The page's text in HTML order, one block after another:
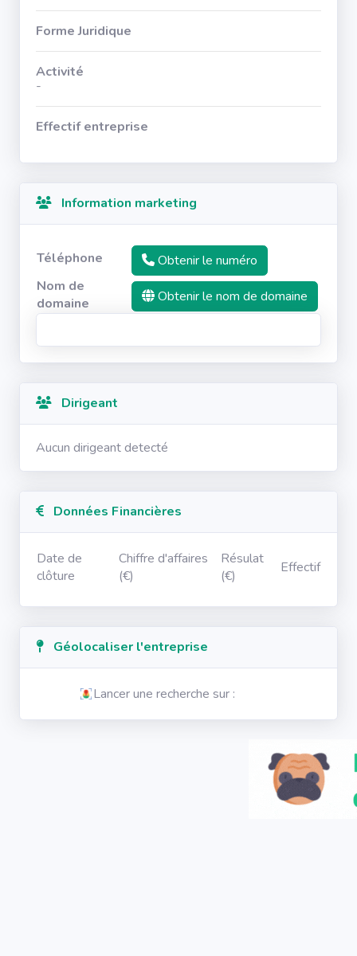
Forme Juridique
Activité
-
Effectif entreprise
Information marketing
Téléphone
Obtenir le numéro
Nom de
domaine
Obtenir le nom de domaine
Dirigeant
Aucun dirigeant detecté
Données Financières
Date de
clôture
Chiffre d'affaires
(€)
Résulat
(€)
Effectif
Géolocaliser l'entreprise
Lancer une recherche sur :